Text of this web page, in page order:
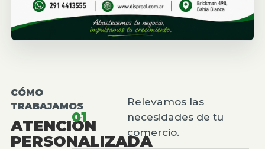
CÓMO
TRABAJAMOS
ATENCIÓN
PERSONALIZADA
01
Relevamos las
necesidades de tu
comercio.